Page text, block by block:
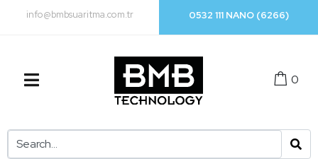
info@bmbsuaritma.com.tr 0532 111 NANO (6266)
0